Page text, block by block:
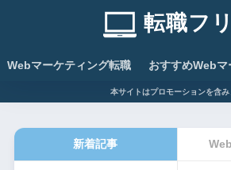
転職フ
Webマーケティング転職 おすすめWeb
本サイトはプロモーションを含み
新着記事